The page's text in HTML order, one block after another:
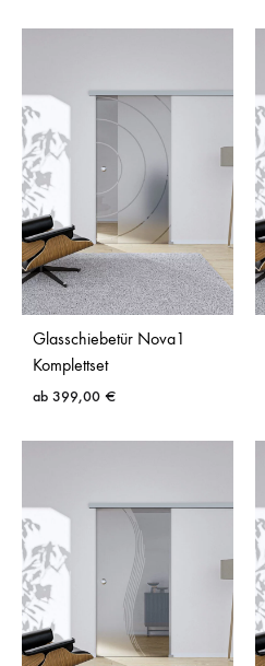
Glasschiebetür Nova1
Komplettset
ab 399,00 €